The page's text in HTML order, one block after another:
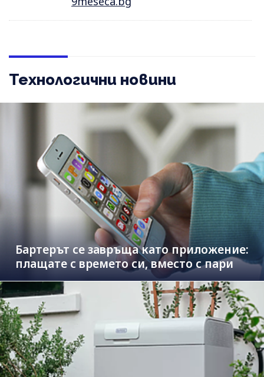
Технологични новини
Бартерът се завръща като приложение:
плащате с времето си, вместо с пари